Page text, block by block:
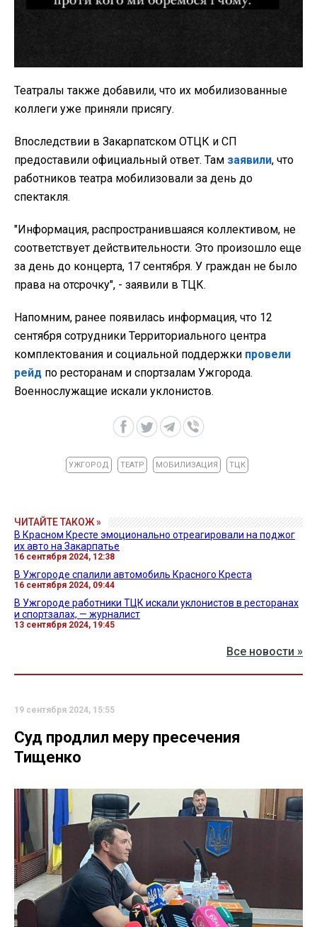
Театралы также добавили, что их мобилизованные
коллеги уже приняли присягу.
Впоследствии в Закарпатском ОТЦК и СП
предоставили официальный ответ. Там заявили, что
работников театра мобилизовали за день до
спектакля.
"Информация, распространившаяся коллективом, не
соответствует действительности. Это произошло еще
за день до концерта, 17 сентября. У граждан не было
права на отсрочку", - заявили в ТЦК.
Напомним, ранее появилась информация, что 12
сентября сотрудники Территориального центра
комплектования и социальной поддержки провели
рейд по ресторанам и спортзалам Ужгорода.
Военнослужащие искали уклонистов.
УЖГОРОД ТЕАТР МОБИЛИЗАЦИЯ ТЦК
ЧИТАЙТЕ ТАКОЖ »
В Красном Кресте эмоционально отреагировали на поджог
их авто на Закарпатье
16 сентября 2024, 12:38
В Ужгороде спалили автомобиль Красного Креста
16 сентября 2024, 09:44
В Ужгороде работники ТЦК искали уклонистов в ресторанах
и спортзалах, — журналист
13 сентября 2024, 19:45
Все новости »
19 сентября 2024, 15:55
Суд продлил меру пресечения
Тищенко